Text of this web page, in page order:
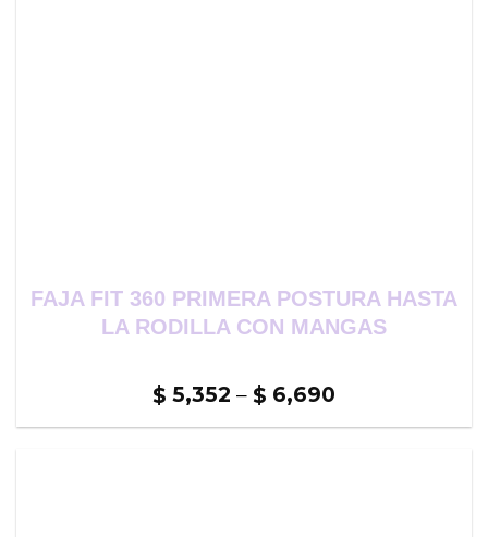
FAJA FIT 360 PRIMERA POSTURA HASTA
LA RODILLA CON MANGAS
$ 5,352 – $ 6,690